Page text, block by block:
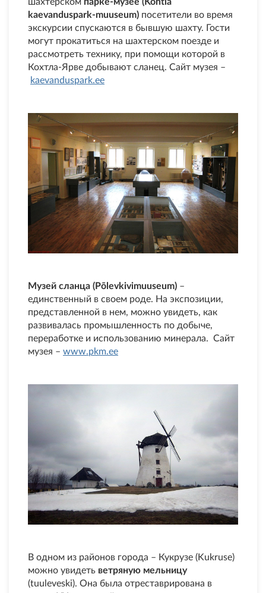
kaevanduspark-muuseum) посетители во время
экскурсии спускаются в бывшую шахту. Гости
могут прокатиться на шахтерском поезде и
рассмотреть технику, при помощи которой в
Кохтла-Ярве добывают сланец. Сайт музея –
kaevanduspark.ee
Музей сланца (Põlevkivimuuseum) –
единственный в своем роде. На экспозиции,
представленной в нем, можно увидеть, как
развивалась промышленность по добыче,
переработке и использованию минерала. Сайт
музея – www.pkm.ee
В одном из районов города – Кукрузе (Kukruse)
можно увидеть ветряную мельницу
(tuuleveski). Она была отреставрирована в